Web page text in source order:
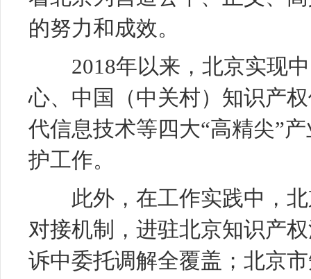
的努力和成效。
2018年以来，北京实现中
心、中国（中关村）知识产
代信息技术等四大“高精尖”
护工作。
此外，在工作实践中，北
对接机制，进驻北京知识产
诉中委托调解全覆盖；北京